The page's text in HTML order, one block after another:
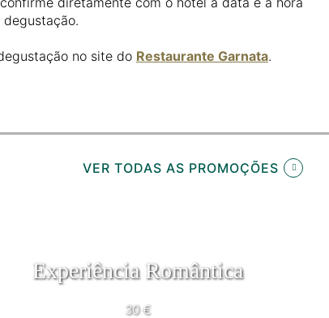
no site do Restaurante Garnata.
VER TODAS AS PROMOÇÕES
Experiência Romântica
30 €